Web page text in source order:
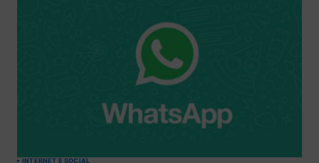
INTERNET E SOCIAL